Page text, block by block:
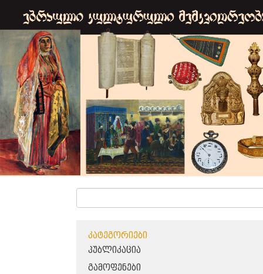
ᲙᲐᲢᲔᲒᲝᲠᲘᲔᲑᲘ
ᲞᲣᲑᲚᲘᲙᲐᲪᲘᲐ
ᲒᲐᲛᲝᲤᲔᲜᲔᲑᲘ